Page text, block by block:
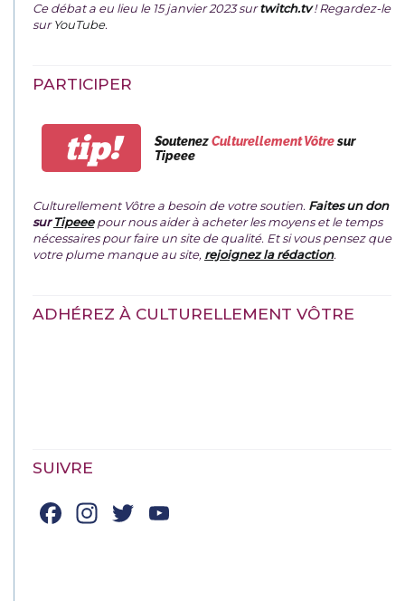
Ce débat a eu lieu le 15 janvier 2023 surtwitch.tv ! Regardez-le
surYouTube.
PARTICIPER
tip! SoutenezCulturellement Vôtresur
Tipeee
Culturellement Vôtre a besoin de votre soutien. Faites un don
surTipeeepour nous aider à acheter les moyens et le temps
nécessaires pour faire un site de qualité. Et si vous pensez que
votre plume manque au site, rejoignez la rédaction.
ADHÉREZ À CULTURELLEMENT VÔTRE
SUIVRE
Facebook
Instagram
Twitter